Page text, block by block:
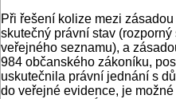
Při řešení kolize mezi
skutečný právní stav
veřejného seznamu), a
984 občanského zákoníku,
uskutečnila právní jednání s
do veřejné evidence, je